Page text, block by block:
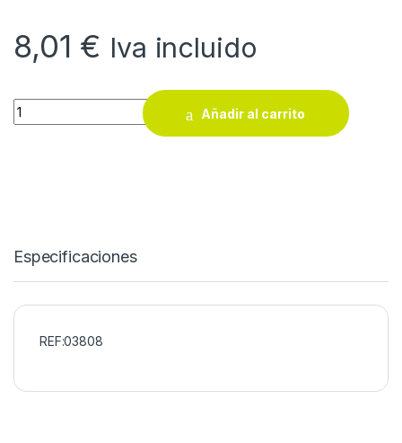
8,01 € Iva incluido
Navaja Dark 3 Claveles quantity
Añadir al carrito
Especificaciones
REF:03808